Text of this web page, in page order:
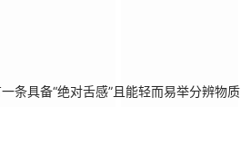
具备“绝对舌感”且能轻而易举分辨物质